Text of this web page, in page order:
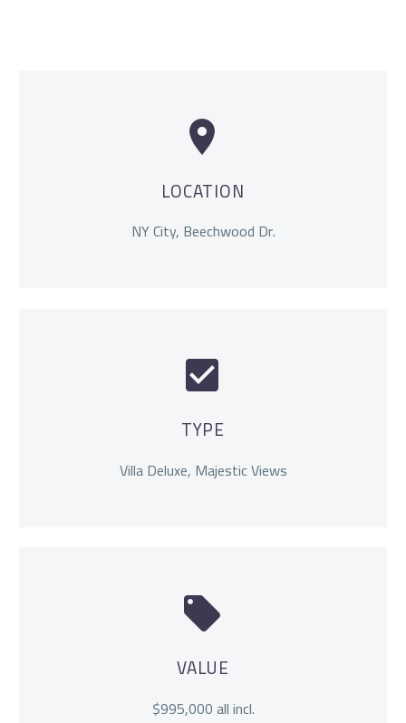


LOCATION
NY City, Beechwood Dr.


TYPE
Villa Deluxe, Majestic Views


VALUE
$995,000 all incl.